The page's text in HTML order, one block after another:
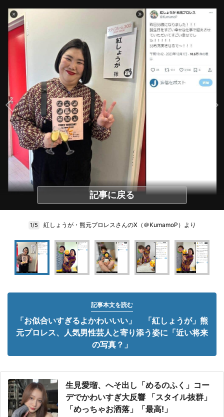
記事に戻る
1/5 紅しょうが・熊元プロレスさんのX（＠KumamoP）より
記事本文を読む
「お似合いすぎるよかわいいい」 「紅しょうが」熊
元プロレス、人気男性芸人と寄り添う姿に「近い将来
の写真？」
生見愛瑠、へそ出し「めるのふく」コー
デでかわいすぎ大反響 「スタイル抜群」
「めっちゃお洒落」「最高!」